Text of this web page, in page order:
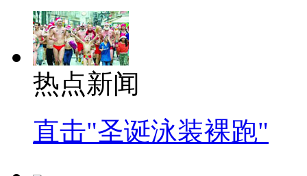
热点新闻
直击"圣诞泳装裸跑"